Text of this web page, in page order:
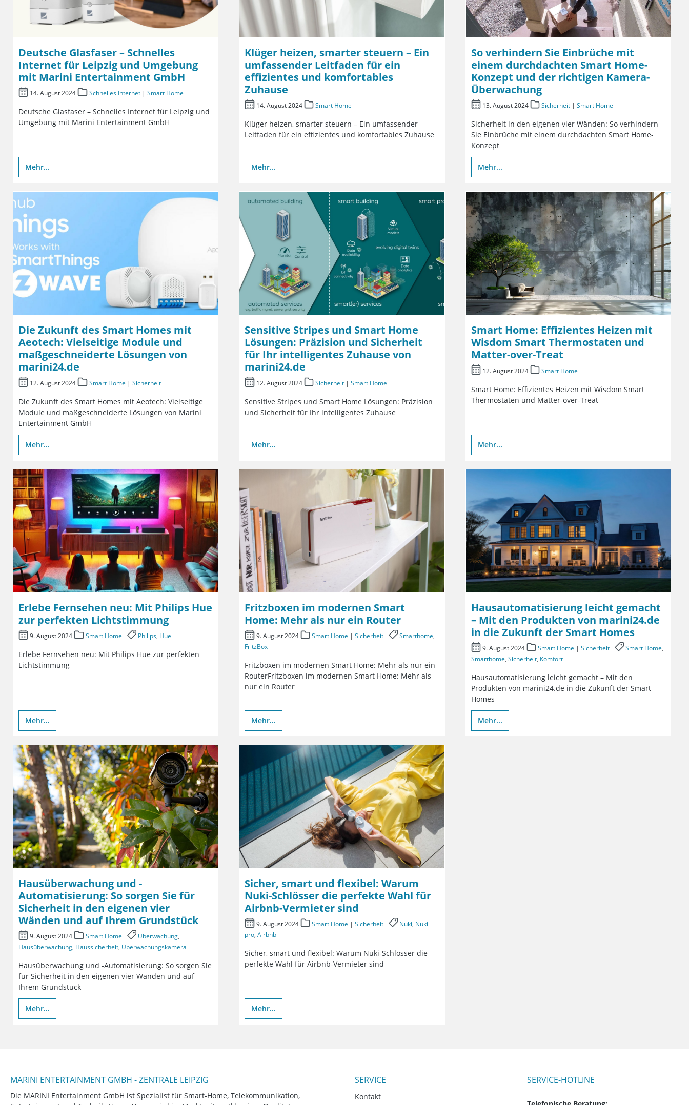
Deutsche Glasfaser – Schnelles
Internet für Leipzig und Umgebung
mit Marini Entertainment GmbH
14. August 2024 Schnelles Internet| Smart Home
Deutsche Glasfaser – Schnelles Internet für Leipzig und
Umgebung mit Marini Entertainment GmbH
Mehr...
Klüger heizen, smarter steuern – Ein
umfassender Leitfaden für ein
effizientes und komfortables
Zuhause
14. August 2024 Smart Home
Klüger heizen, smarter steuern – Ein umfassender
Leitfaden für ein effizientes und komfortables Zuhause
Mehr...
So verhindern Sie Einbrüche mit
einem durchdachten Smart Home-
Konzept und der richtigen Kamera-
Überwachung
13. August 2024 Sicherheit |Smart Home
Sicherheit in den eigenen vier Wänden: So verhindern
Sie Einbrüche mit einem durchdachten Smart Home-
Konzept
Mehr...
Die Zukunft des Smart Homes mit
Aeotech: Vielseitige Module und
maßgeschneiderte Lösungen von
marini24.de
12. August 2024 Smart Home | Sicherheit
Die Zukunft des Smart Homes mit Aeotech: Vielseitige
Module und maßgeschneiderte Lösungen von Marini
Entertainment GmbH
Mehr...
Sensitive Stripes und Smart Home
Lösungen: Präzision und Sicherheit
für Ihr intelligentes Zuhause von
marini24.de
12. August 2024 Sicherheit| Smart Home
Sensitive Stripes und Smart Home Lösungen: Präzision
und Sicherheit für Ihr intelligentes Zuhause
Mehr...
Smart Home: Effizientes Heizen mit
Wisdom Smart Thermostaten und
Matter-over-Treat
12. August 2024 Smart Home
Smart Home: Effizientes Heizen mit Wisdom Smart
Thermostaten und Matter-over-Treat
Mehr...
Erlebe Fernsehen neu: Mit Philips Hue
zur perfekten Lichtstimmung
9. August 2024 Smart Home Philips, Hue
Erlebe Fernsehen neu: Mit Philips Hue zur perfekten
Lichtstimmung
Mehr...
Fritzboxen im modernen Smart
Home: Mehr als nur ein Router
9. August 2024 Smart Home | Sicherheit Smarthome,
FritzBox
Fritzboxen im modernen Smart Home: Mehr als nur ein
RouterFritzboxen im modernen Smart Home: Mehr als
nur ein Router
Mehr...
Hausautomatisierung leicht gemacht
– Mit den Produkten von marini24.de
in die Zukunft der Smart Homes
9. August 2024 Smart Home |Sicherheit Smart Home,
Smarthome, Sicherheit, Komfort
Hausautomatisierung leicht gemacht – Mit den
Produkten von marini24.de in die Zukunft der Smart
Homes
Mehr...
Hausüberwachung und -
Automatisierung: So sorgen Sie für
Sicherheit in den eigenen vier
Wänden und auf Ihrem Grundstück
9. August 2024 Smart Home Überwachung,
Hausüberwachung, Haussicherheit, Überwachungskamera
Hausüberwachung und -Automatisierung: So sorgen Sie
für Sicherheit in den eigenen vier Wänden und auf
Ihrem Grundstück
Mehr...
Sicher, smart und flexibel: Warum
Nuki-Schlösser die perfekte Wahl für
Airbnb-Vermieter sind
9. August 2024 Smart Home | Sicherheit Nuki, Nuki
pro,Airbnb
Sicher, smart und flexibel: Warum Nuki-Schlösser die
perfekte Wahl für Airbnb-Vermieter sind
Mehr...
MARINI ENTERTAINMENT GMBH - ZENTRALE LEIPZIG
Die MARINI Entertainment GmbH ist Spezialist für Smart-Home, Telekommunikation,
SERVICE
Kontakt
SERVICE-HOTLINE